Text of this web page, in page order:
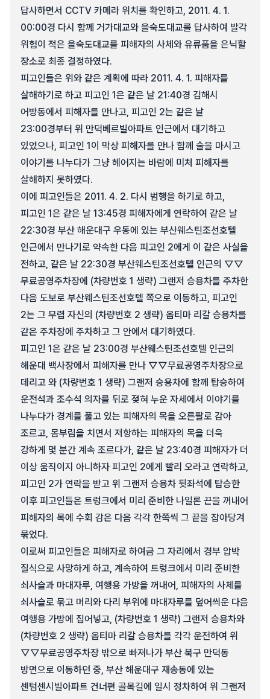
답사하면서 CCTV 카메라 위치를 확인하고, 2011. 4. 1.
00:00경 다시 함께 거가대교와 을숙도대교를 답사하여 발각
위험이 적은 을숙도대교를 피해자의 사체와 유류품을 은닉할
장소로 최종 결정하였다.
피고인들은 위와 같은 계획에 따라 2011. 4. 1. 피해자를
살해하기로 하고 피고인 1은 같은 날 21:40경 김해시
어방동에서 피해자를 만나고, 피고인 2는 같은 날
23:00경부터 위 만덕베르빌아파트 인근에서 대기하고
있었으나, 피고인 1이 막상 피해자를 만나 함께 술을 마시고
이야기를 나누다가 그냥 헤어지는 바람에 미처 피해자를
살해하지 못하였다.
이에 피고인들은 2011. 4. 2. 다시 범행을 하기로 하고,
피고인 1은 같은 날 13:45경 피해자에게 연락하여 같은 날
22:30경 부산 해운대구 우동에 있는 부산웨스틴조선호텔
인근에서 만나기로 약속한 다음 피고인 2에게 이 같은 사실을
전하고, 같은 날 22:30경 부산웨스틴조선호텔 인근의 ▽▽
무료공영주차장에 (차량번호 1 생략) 그랜저 승용차를 주차한
다음 도보로 부산웨스틴조선호텔 쪽으로 이동하고, 피고인
2는 그 무렵 자신의 (차량번호 2 생략) 옵티마 리갈 승용차를
같은 주차장에 주차하고 그 안에서 대기하였다.
피고인 1은 같은 날 23:00경 부산웨스틴조선호텔 인근의
해운대 백사장에서 피해자를 만나 ▽▽무료공영주차장으로
데리고 와 (차량번호 1 생략) 그랜저 승용차에 함께 탑승하여
운전석과 조수석 의자를 뒤로 젖혀 누운 자세에서 이야기를
나누다가 경계를 풀고 있는 피해자의 목을 오른팔로 감아
조르고, 몸부림을 치면서 저항하는 피해자의 목을 더욱
강하게 몇 분간 계속 조르다가, 같은 날 23:40경 피해자가 더
이상 움직이지 아니하자 피고인 2에게 빨리 오라고 연락하고,
피고인 2가 연락을 받고 위 그랜저 승용차 뒷좌석에 탑승한
이후 피고인들은 트렁크에서 미리 준비한 나일론 끈을 꺼내어
피해자의 목에 수회 감은 다음 각각 한쪽씩 그 끝을 잡아당겨
묶었다.
이로써 피고인들은 피해자로 하여금 그 자리에서 경부 압박
질식으로 사망하게 하고, 계속하여 트렁크에서 미리 준비한
쇠사슬과 마대자루, 여행용 가방을 꺼내어, 피해자의 사체를
쇠사슬로 묶고 머리와 다리 부위에 마대자루를 덮어씌운 다음
여행용 가방에 집어넣고, (차량번호 1 생략) 그랜저 승용차와
(차량번호 2 생략) 옵티마 리갈 승용차를 각각 운전하여 위
▽▽무료공영주차장 밖으로 빠져나가 부산 북구 만덕동
방면으로 이동하던 중, 부산 해운대구 재송동에 있는
센텀센시빌아파트 건너편 골목길에 일시 정차하여 위 그랜저